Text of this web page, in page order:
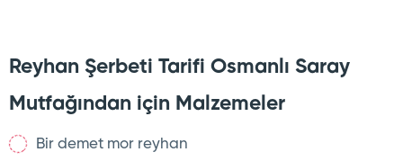
Reyhan Şerbeti Tarifi Osmanlı Saray
Mutfağından için Malzemeler
Bir demet mor reyhan